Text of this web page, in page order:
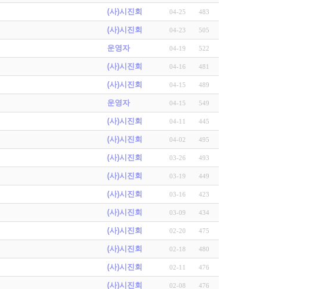
(사)시진회 04-25 483
(사)시진회 04-23 505
운영자 04-19 522
(사)시진회 04-16 481
(사)시진회 04-15 489
운영자 04-15 549
(사)시진회 04-11 445
(사)시진회 04-02 495
(사)시진회 03-26 493
(사)시진회 03-19 449
(사)시진회 03-16 423
(사)시진회 03-09 434
(사)시진회 02-20 475
(사)시진회 02-18 480
(사)시진회 02-11 476
(사)시진회 02-08 476